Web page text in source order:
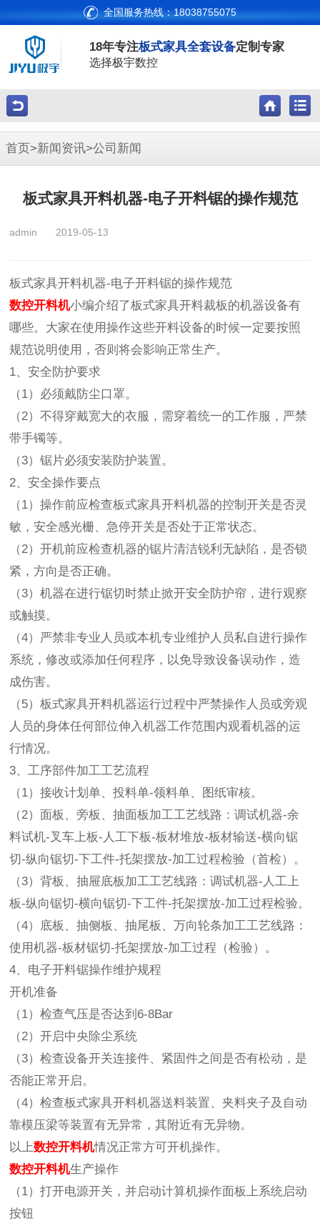
全国服务热线：18038755075
18年专注板式家具全套设备定制专家
选择极宇数控
首页>新闻资讯>公司新闻
板式家具开料机器-电子开料锯的操作规范
admin 2019-05-13
板式家具开料机器-电子开料锯的操作规范
数控开料机小编介绍了板式家具开料裁板的机器设备有
哪些。大家在使用操作这些开料设备的时候一定要按照
规范说明使用，否则将会影响正常生产。
1、安全防护要求
（1）必须戴防尘口罩。
（2）不得穿戴宽大的衣服，需穿着统一的工作服，严禁
带手镯等。
（3）锯片必须安装防护装置。
2、安全操作要点
（1）操作前应检查板式家具开料机器的控制开关是否灵
敏，安全感光栅、急停开关是否处于正常状态。
（2）开机前应检查机器的锯片清洁锐利无缺陷，是否锁
紧，方向是否正确。
（3）机器在进行锯切时禁止掀开安全防护帘，进行观察
或触摸。
（4）严禁非专业人员或本机专业维护人员私自进行操作
系统，修改或添加任何程序，以免导致设备误动作，造
成伤害。
（5）板式家具开料机器运行过程中严禁操作人员或旁观
人员的身体任何部位伸入机器工作范围内观看机器的运
行情况。
3、工序部件加工工艺流程
（1）接收计划单、投料单-领料单、图纸审核。
（2）面板、旁板、抽面板加工工艺线路：调试机器-余
料试机-叉车上板-人工下板-板材堆放-板材输送-横向锯
切-纵向锯切-下工件-托架摆放-加工过程检验（首检）。
（3）背板、抽屉底板加工工艺线路：调试机器-人工上
板-纵向锯切-横向锯切-下工件-托架摆放-加工过程检验。
（4）底板、抽侧板、抽尾板、万向轮条加工工艺线路：
使用机器-板材锯切-托架摆放-加工过程（检验）。
4、电子开料锯操作维护规程
开机准备
（1）检查气压是否达到6-8Bar
（2）开启中央除尘系统
（3）检查设备开关连接件、紧固件之间是否有松动，是
否能正常开启。
（4）检查板式家具开料机器送料装置、夹料夹子及自动
靠模压梁等装置有无异常，其附近有无异物。
以上数控开料机情况正常方可开机操作。
数控开料机生产操作
（1）打开电源开关，并启动计算机操作面板上系统启动
按钮